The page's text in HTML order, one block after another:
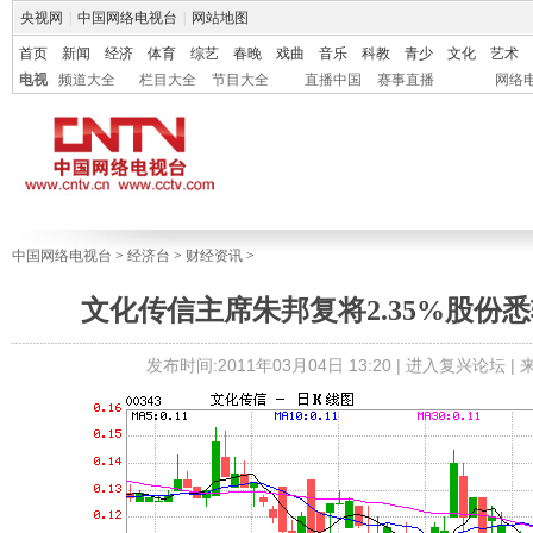
央视网 中国网络电视台 网站地图
首页 新闻 经济 体育 综艺 春晚 戏曲 音乐 科教 青少 文化
艺术
电视
频道大全 栏目大全 节目大全 直播中国 赛事直播 网络
中国网络电视台 > 经济台 > 财经资讯 >
文化传信主席朱邦复将2.35%股份
发布时间:2011年03月04日 13:20 | 进入复兴论坛|